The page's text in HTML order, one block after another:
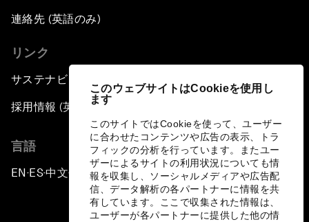
このウェブサイトはCookieを使用し
ます
このサイトではCookieを使って、ユーザー
に合わせたコンテンツや広告の表示、トラ
フィックの分析を行っています。またユー
ザーによるサイトの利用状況についても情
報を収集し、ソーシャルメディアや広告配
信、データ解析の各パートナーに情報を共
有しています。ここで収集された情報は、
ユーザーが各パートナーに提供した他の情
連絡先 (英語のみ)
リンク
サステナビリティへの取り組み
採用情報 (英語のみ)
言語
EN ▪ES▪中文▪ 日本語